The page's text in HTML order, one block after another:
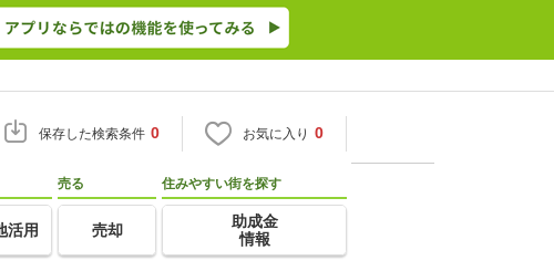
保存した検索条件 0 お気に入り 0
活用
売る
売却
住みやすい街を探す
助成金
情報